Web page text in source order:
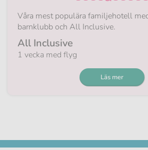
Våra mest populära familjehotell
barnklubb och All Inclusive.
All Inclusive
1 vecka med flyg
Läs mer